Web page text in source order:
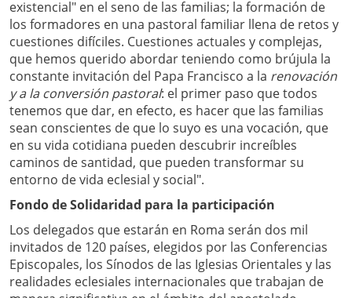
existencial" en el seno de las familias; la formación de
los formadores en una pastoral familiar llena de retos y
cuestiones difíciles. Cuestiones actuales y complejas,
que hemos querido abordar teniendo como brújula la
constante invitación del Papa Francisco a la renovación
y a la conversión pastoral: el primer paso que todos
tenemos que dar, en efecto, es hacer que las familias
sean conscientes de que lo suyo es una vocación, que
en su vida cotidiana pueden descubrir increíbles
caminos de santidad, que pueden transformar su
entorno de vida eclesial y social".
Fondo de Solidaridad para la participación
Los delegados que estarán en Roma serán dos mil
invitados de 120 países, elegidos por las Conferencias
Episcopales, los Sínodos de las Iglesias Orientales y las
realidades eclesiales internacionales que trabajan de